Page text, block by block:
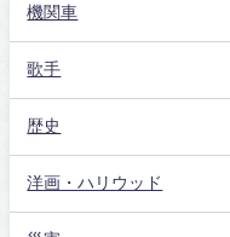
機関車
歌手
歴史
洋画・ハリウッド